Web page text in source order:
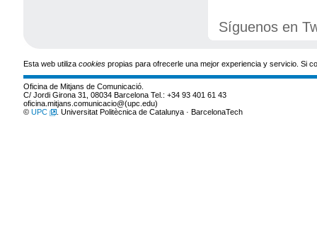
Síguenos en
Esta web utilizacookies propias para ofrecerle una mejor experiencia y servicio. Si
Oficina de Mitjans de Comunicació.
C/ Jordi Girona 31, 08034 Barcelona Tel.: +34 93 401 61 43
oficina.mitjans.comunicacio@(upc.edu)
©UPC . Universitat Politècnica de Catalunya · BarcelonaTech